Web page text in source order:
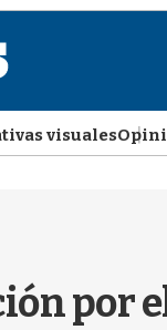
visuales
por